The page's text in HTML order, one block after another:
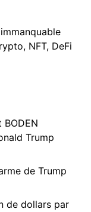
NFT, DeFi
BODEN
Trump
de Trump
de dollars par